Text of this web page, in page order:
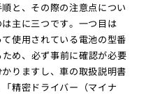
と、その際の注意点につい
主に三つです。一つ目は
使用されている電池の型番
ため、必ず事前に確認が必要
りますし、車の取扱説明書
精密ドライバー（マイナ